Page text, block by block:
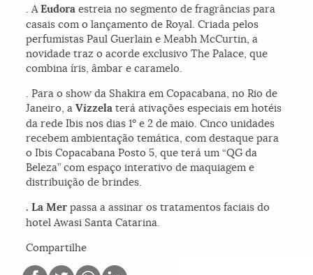
. AEudoraestreia no segmento de fragrâncias para
casais com o lançamento de Royal. Criada pelos
perfumistas Paul Guerlain e Meabh McCurtin, a
novidade traz o acorde exclusivo The Palace, que
combina íris, âmbar e caramelo.
. Para o show da Shakira em Copacabana, no Rio de
Janeiro, aVizzela terá ativações especiais em hotéis
da rede Ibis nos dias 1º e 2 de maio. Cinco unidades
recebem ambientação temática, com destaque para
o Ibis Copacabana Posto 5, que terá um “QG da
Beleza” com espaço interativo de maquiagem e
distribuição de brindes.
. La Merpassa a assinar os tratamentos faciais do
hotel Awasi Santa Catarina.
Compartilhe